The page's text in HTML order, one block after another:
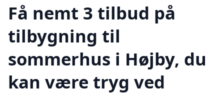
Få nemt 3 tilbud på
tilbygning til
sommerhus i Højby, du
kan være tryg ved